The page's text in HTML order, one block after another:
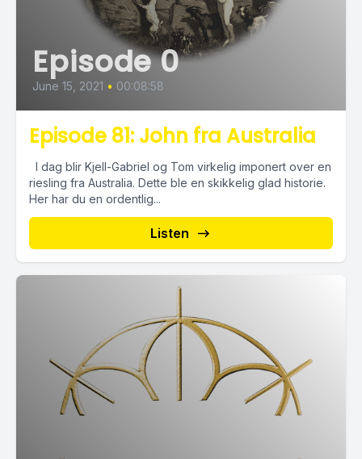
Episode 0
June 15, 2021 • 00:08:58
Episode 81: John fra Australia
I dag blir Kjell-Gabriel og Tom virkelig imponert over en
riesling fra Australia. Dette ble en skikkelig glad historie.
Her har du en ordentlig...
Listen